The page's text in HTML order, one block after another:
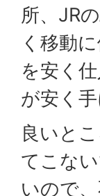
所、JR
く移動
を安く
が安く手
良いと
てこな
いので